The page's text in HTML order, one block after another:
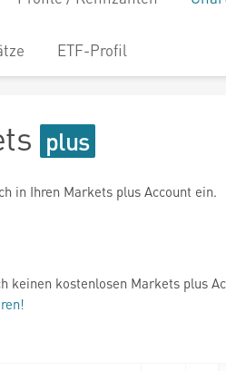
ETF-Profil
in Ihren Markets plus Account ein.
keinen kostenlosen Markets plus